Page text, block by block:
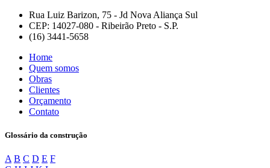
Rua Luiz Barizon, 75 - Jd Nova Aliança Sul
CEP: 14027-080 - Ribeirão Preto - S.P.
(16) 3441-5658
Home
Quem somos
Obras
Clientes
Orçamento
Contato
Glossário da construção
A B C D E F